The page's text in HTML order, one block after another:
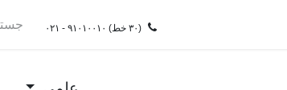
ممیزی فروشگاه شغل ۰۲۱ - ۹۱۰۱۰۰۱۰ (۳۰ خط)